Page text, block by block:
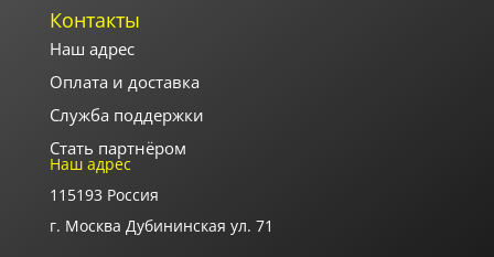
Контакты
Наш адрес
Оплата и доставка
Служба поддержки
Стать партнёром
Наш адрес
115193 Россия
г. Москва Дубининская ул. 71